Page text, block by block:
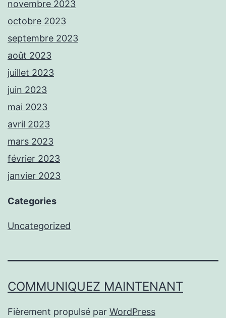
novembre 2023
octobre 2023
septembre 2023
août 2023
juillet 2023
juin 2023
mai 2023
avril 2023
mars 2023
février 2023
janvier 2023
Categories
Uncategorized
COMMUNIQUEZ MAINTENANT
Fièrement propulsé par WordPress